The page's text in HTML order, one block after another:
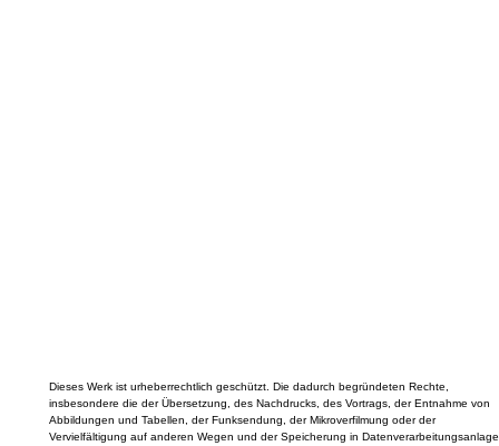
Dieses Werk ist urheberrechtlich geschützt. Die dadurch begründeten Rechte,
insbesondere die der Übersetzung, des Nachdrucks, des Vortrags, der Entnahme von
Abbildungen und Tabellen, der Funksendung, der Mikroverfilmung oder der
Vervielfältigung auf anderen Wegen und der Speicherung in